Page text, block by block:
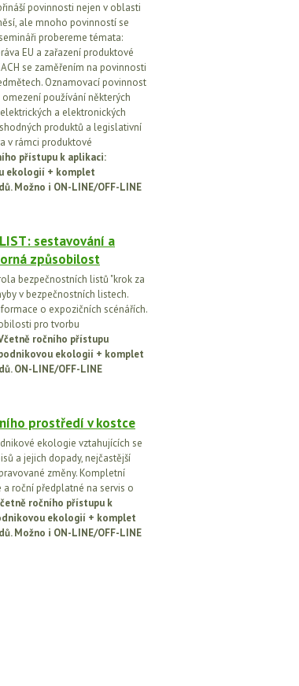
povinnosti nejen v oblasti
ale mnoho povinností se
probereme témata:
EU a zařazení produktové
se zaměřením na povinnosti
Oznamovací povinnost
omezení používání některých
a elektronických
produktů a legislativní
v rámci produktové
přístupu k aplikaci:
ekologií + komplet
Možno i ON-LINE/OFF-LINE
sestavování a
způsobilost
bezpečnostních listů "krok za
v bezpečnostních listech.
o expozičních scénářích.
pro tvorbu
ročního přístupu
ekologií + komplet
ON-LINE/OFF-LINE
prostředí v kostce
ekologie vztahujících se
a jejich dopady, nejčastější
změny. Kompletní
roční předplatné na servis o
ročního přístupu k
ekologií + komplet
Možno i ON-LINE/OFF-LINE